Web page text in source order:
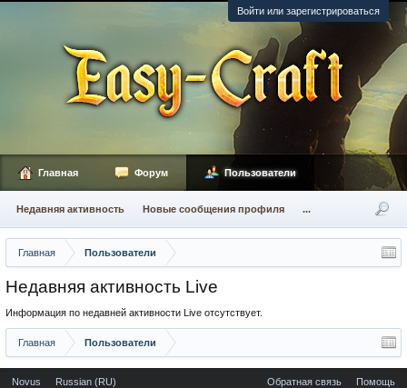
Войти или зарегистрироваться
Главная Пользователи
Недавняя активность Live
Информация по недавней активности Live отсутствует.
Главная Пользователи
Главная Форум Пользователи
Недавняя активность Новые сообщения профиля ...
Novus Russian (RU) Обратная связь Помощь